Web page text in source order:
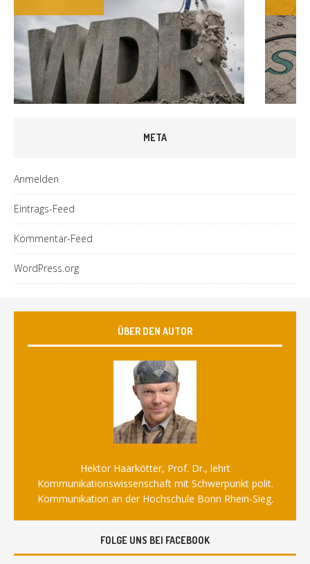
META
Anmelden
Eintrags-Feed
Kommentar-Feed
WordPress.org
ÜBER DEN AUTOR
Hektor Haarkötter, Prof. Dr., lehrt
Kommunikationswissenschaft mit Schwerpunkt polit.
Kommunikation an der Hochschule Bonn Rhein-Sieg.
FOLGE UNS BEI FACEBOOK